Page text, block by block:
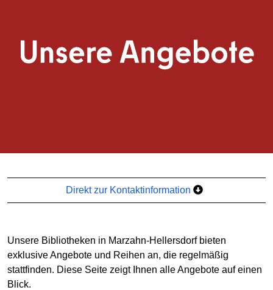
Direkt zur Kontaktinformation
Unsere Bibliotheken in Marzahn-Hellersdorf bieten
exklusive Angebote und Reihen an, die regelmäßig
stattfinden. Diese Seite zeigt Ihnen alle Angebote auf einen
Blick.